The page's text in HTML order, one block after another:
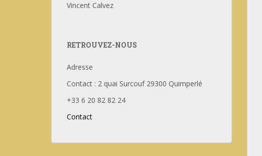
Vincent Calvez
RETROUVEZ-NOUS
Adresse
Contact : 2 quai Surcouf 29300 Quimperlé
+33 6 20 82 82 24
Contact